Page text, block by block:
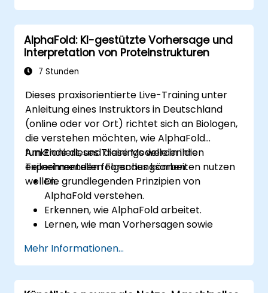
Konzepte behandelt – darunter die
Geschichte der KI, Methoden zur
Problemlösung, Wissensrepräsentation,
probabilistisches Schließen und verschiedene
Ansätze des maschinellen Lernens – sowie
und autonomes Handeln. Dieses Angebot hilft
Führungskräften und Architekten dabei,
Chancen für eine KI-gestützte
Transformation zu erkennen, aktuelle
technologische Entwicklungen zu bewerten
sowie praktikable intelligente Lösungen zur
Steigerung der Geschäftsagilität zu
implementieren.
AlphaFold: KI-gestützte Vorhersage und
Interpretation von Proteinstrukturen
7 Stunden
Dieses praxisorientierte Live-Training unter
Anleitung eines Instruktors in Deutschland
(online oder vor Ort) richtet sich an Biologen,
die verstehen möchten, wie AlphaFold
funktioniert, und diese Modelle in ihren
experimentellen Forschungsarbeiten nutzen
wollen.
Am Ende dieses Trainings werden die
Teilnehmenden folgendes können:
Die grundlegenden Prinzipien von
AlphaFold verstehen.
Erkennen, wie AlphaFold arbeitet.
Lernen, wie man Vorhersagen sowie
interpretiert.
Mehr Informationen...